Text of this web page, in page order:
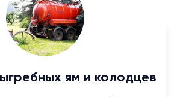
ям и колодцев